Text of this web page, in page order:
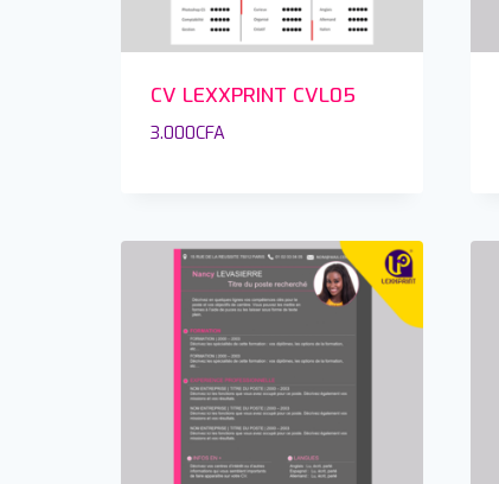
CV LEXXPRINT CVL05
3.000CFA